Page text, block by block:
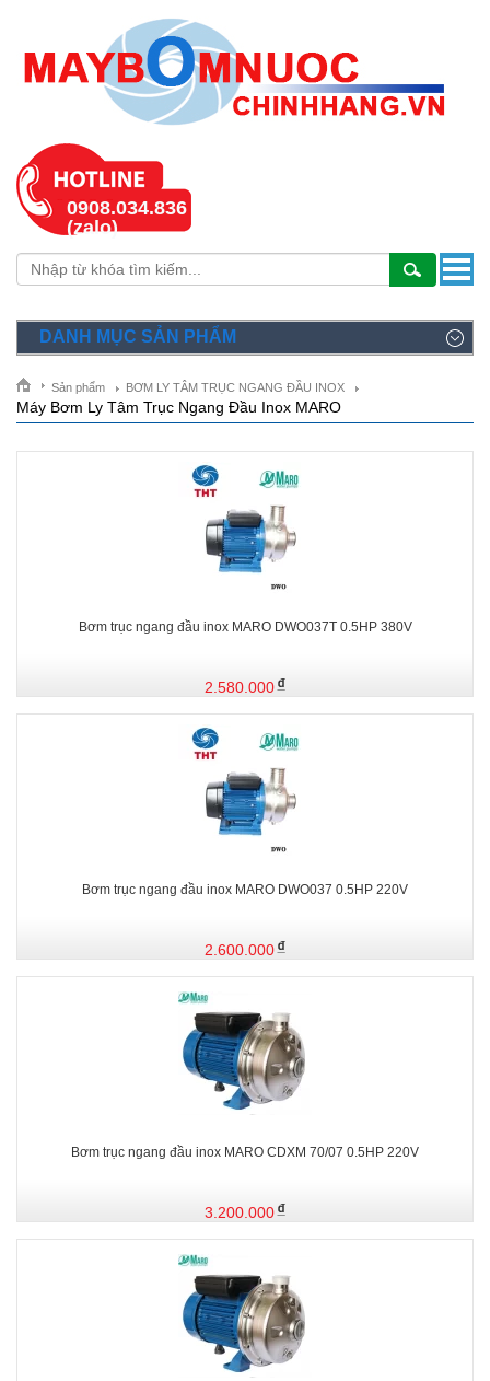
0908.034.836
(zalo)
DANH MỤC SẢN PHẨM
Sản phẩm BƠM LY TÂM TRỤC NGANG ĐẦU INOX
Máy Bơm Ly Tâm Trục Ngang Đầu Inox MARO
Bơm trục ngang đầu inox MARO DWO037T 0.5HP 380V
2.580.000
Bơm trục ngang đầu inox MARO DWO037 0.5HP 220V
2.600.000
Bơm trục ngang đầu inox MARO CDXM 70/07 0.5HP 220V
3.200.000